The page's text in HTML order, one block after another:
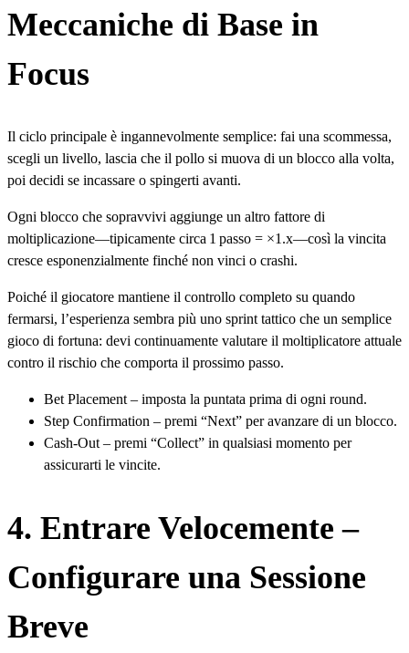
Meccaniche di Base in
Focus
Il ciclo principale è ingannevolmente semplice: fai una scommessa,
scegli un livello, lascia che il pollo si muova di un blocco alla volta,
poi decidi se incassare o spingerti avanti.
Ogni blocco che sopravvivi aggiunge un altro fattore di
moltiplicazione—tipicamente circa 1 passo = ×1.x—così la vincita
cresce esponenzialmente finché non vinci o crashi.
Poiché il giocatore mantiene il controllo completo su quando
fermarsi, l’esperienza sembra più uno sprint tattico che un semplice
gioco di fortuna: devi continuamente valutare il moltiplicatore attuale
contro il rischio che comporta il prossimo passo.
Bet Placement – imposta la puntata prima di ogni round.
Step Confirmation – premi “Next” per avanzare di un blocco.
Cash‑Out – premi “Collect” in qualsiasi momento per
assicurarti le vincite.
4. Entrare Velocemente –
Configurare una Sessione
Breve